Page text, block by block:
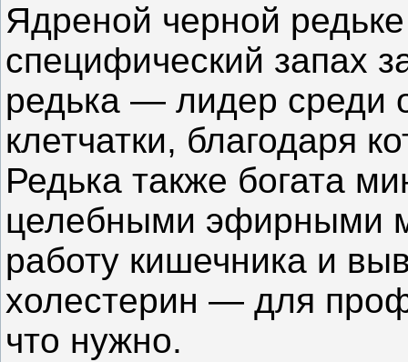
Ядреной черной
специфический запах
редька — лидер среди
клетчатки, благодаря
Редька также богата
целебными эфирными
работу кишечника и
холестерин — для
что нужно.